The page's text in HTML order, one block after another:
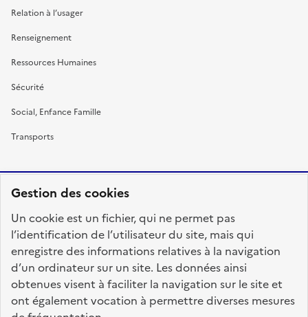
Gestion des cookies
Un cookie est un fichier, qui ne permet pas
l’identification de l’utilisateur du site, mais qui
enregistre des informations relatives à la navigation
d’un ordinateur sur un site. Les données ainsi
obtenues visent à faciliter la navigation sur le site et
ont également vocation à permettre diverses mesures
Relation à l’usager
Renseignement
Ressources Humaines
Sécurité
Social, Enfance Famille
Transports
FRANÇAISE
fonction-publique.gouv.fr
legifrance.gouv.fr